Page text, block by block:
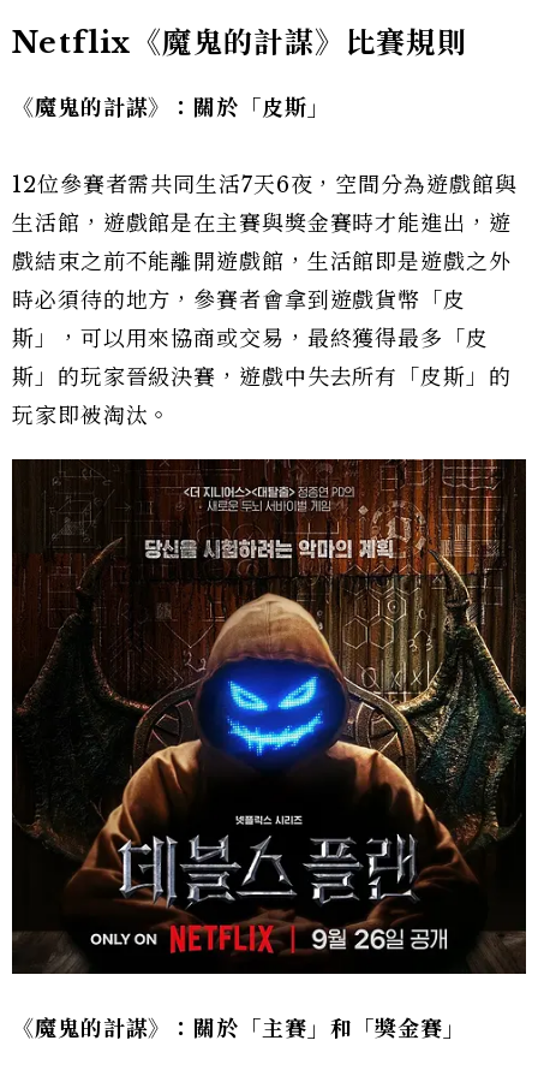
Netflix《魔鬼的計謀》比賽規則
《魔鬼的計謀》：關於「皮斯」
12位參賽者需共同生活7天6夜，空間分為遊戲館與
生活館，遊戲館是在主賽與獎金賽時才能進出，遊
戲結束之前不能離開遊戲館，生活館即是遊戲之外
時必須待的地方，參賽者會拿到遊戲貨幣「皮
斯」，可以用來協商或交易，最終獲得最多「皮
斯」的玩家晉級決賽，遊戲中失去所有「皮斯」的
玩家即被淘汰。
《魔鬼的計謀》：關於「主賽」和「獎金賽」